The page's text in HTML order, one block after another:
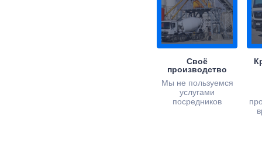
Своё
производство
Мы не пользуемся
услугами
посредников